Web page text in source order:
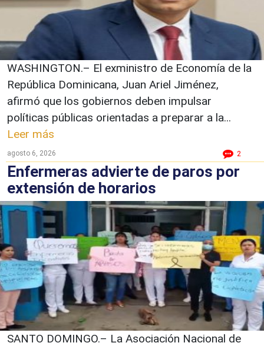
WASHINGTON.– El exministro de Economía de la
República Dominicana, Juan Ariel Jiménez,
afirmó que los gobiernos deben impulsar
políticas públicas orientadas a preparar a la...
Leer más
agosto 6, 2026 2
Enfermeras advierte de paros por
extensión de horarios
SANTO DOMINGO.– La Asociación Nacional de